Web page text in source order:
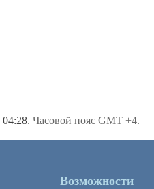
04:28. Часовой пояс GMT +4.
Возможности